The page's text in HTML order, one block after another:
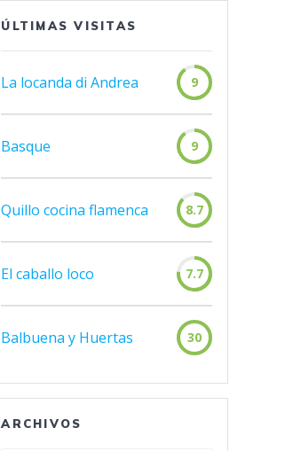
ÚLTIMAS VISITAS
La locanda di Andrea 9
Basque 9
Quillo cocina flamenca 8.7
El caballo loco 7.7
Balbuena y Huertas 30
ARCHIVOS